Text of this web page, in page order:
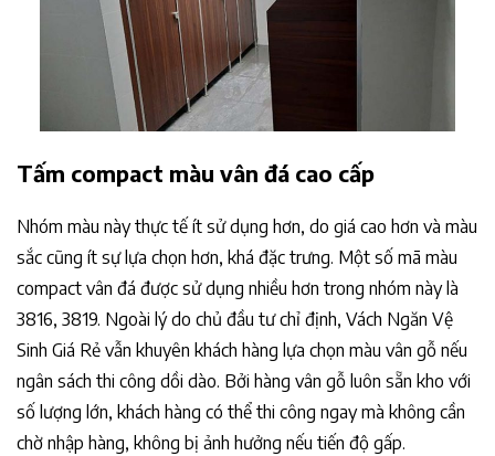
Tấm compact màu vân đá cao cấp
Nhóm màu này thực tế ít sử dụng hơn, do giá cao hơn và màu
sắc cũng ít sự lựa chọn hơn, khá đặc trưng. Một số mã màu
compact vân đá được sử dụng nhiều hơn trong nhóm này là
3816, 3819. Ngoài lý do chủ đầu tư chỉ định, Vách Ngăn Vệ
Sinh Giá Rẻ vẫn khuyên khách hàng lựa chọn màu vân gỗ nếu
ngân sách thi công dồi dào. Bởi hàng vân gỗ luôn sẵn kho với
số lượng lớn, khách hàng có thể thi công ngay mà không cần
chờ nhập hàng, không bị ảnh hưởng nếu tiến độ gấp.​